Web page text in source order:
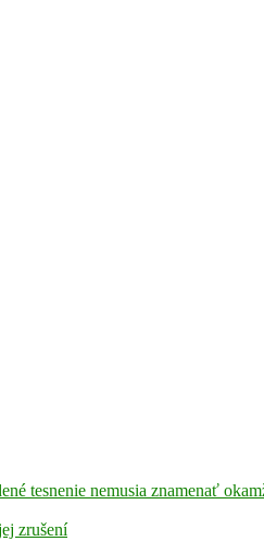
tesnenie nemusia znamenať
zrušení